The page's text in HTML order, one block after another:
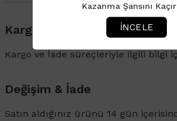
Kargo & Teslimat
Kargo ve İade süreçleriyle ilgili bilgi
Değişim & İade
Satın aldığınız ürünü 14 gün
Kazanma Şansını
İNCELE